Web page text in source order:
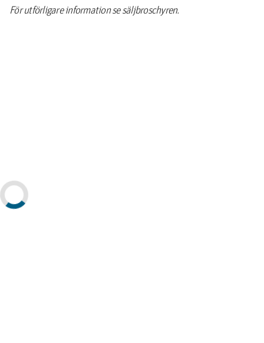
För utförligare information se säljbroschyren.